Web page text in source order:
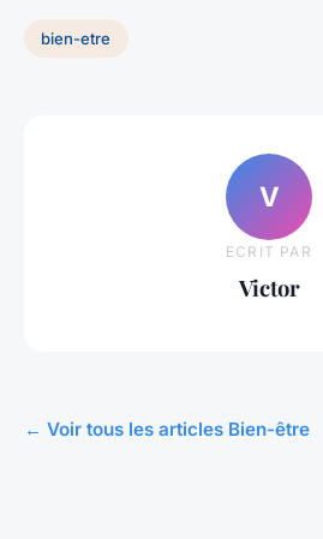
bien-etre
V
ECRIT PAR
Victor
← Voir tous les articles Bien-être